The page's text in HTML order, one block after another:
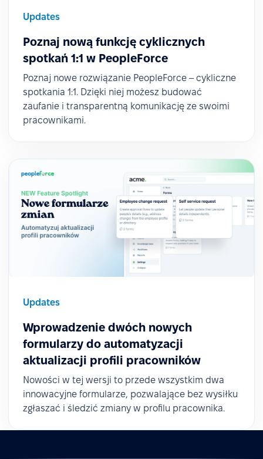
Updates
Poznaj nową funkcję cyklicznych
spotkań 1:1 w PeopleForce
Poznaj nowe rozwiązanie PeopleForce – cykliczne
spotkania 1:1. Dzięki niej możesz budować
zaufanie i transparentną komunikację ze swoimi
pracownikami.
Updates
Wprowadzenie dwóch nowych
formularzy do automatyzacji
aktualizacji profili pracowników
Nowości w tej wersji to przede wszystkim dwa
innowacyjne formularze, pozwalające bez wysiłku
zgłaszać i śledzić zmiany w profilu pracownika.